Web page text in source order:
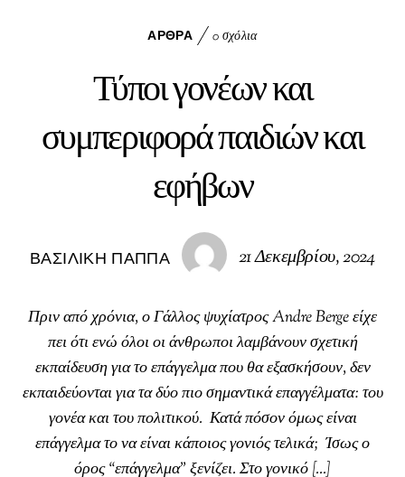
oo In
ΆΡΘΡΑ 0 σχόλια
Τύποι γονέων και
συμπεριφορά παιδιών και
εφήβων
ΒΑΣΙΛΙΚΉ ΠΑΠΠΆ 21 Δεκεμβρίου, 2024
Πριν από χρόνια, ο Γάλλος ψυχίατρος Andre Berge είχε
πει ότι ενώ όλοι οι άνθρωποι λαμβάνουν σχετική
εκπαίδευση για το επάγγελμα που θα εξασκήσουν, δεν
εκπαιδεύονται για τα δύο πιο σημαντικά επαγγέλματα: του
γονέα και του πολιτικού. Κατά πόσον όμως είναι
επάγγελμα το να είναι κάποιος γονιός τελικά; Ίσως ο
όρος “επάγγελμα” ξενίζει. Στο γονικό […]